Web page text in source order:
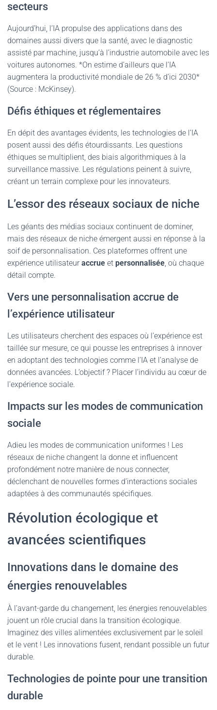
secteurs
Aujourd’hui, l’IA propulse des applications dans des
domaines aussi divers que la santé, avec le diagnostic
assisté par machine, jusqu’à l’industrie automobile avec les
voitures autonomes. *On estime d’ailleurs que l’IA
augmentera la productivité mondiale de 26 % d’ici 2030*
(Source : McKinsey).
Défis éthiques et réglementaires
En dépit des avantages évidents, les technologies de l’IA
posent aussi des défis étourdissants. Les questions
éthiques se multiplient, des biais algorithmiques à la
surveillance massive. Les régulations peinent à suivre,
créant un terrain complexe pour les innovateurs.
L’essor des réseaux sociaux de niche
Les géants des médias sociaux continuent de dominer,
mais des réseaux de niche émergent aussi en réponse à la
soif de personnalisation. Ces plateformes offrent une
expérience utilisateuraccrue et personnalisée, où chaque
détail compte.
Vers une personnalisation accrue de
l’expérience utilisateur
Les utilisateurs cherchent des espaces où l’expérience est
taillée sur mesure, ce qui pousse les entreprises à innover
en adoptant des technologies comme l’IA et l’analyse de
données avancées. L’objectif ? Placer l’individu au cœur de
l’expérience sociale.
Impacts sur les modes de communication
sociale
Adieu les modes de communication uniformes ! Les
réseaux de niche changent la donne et influencent
profondément notre manière de nous connecter,
déclenchant de nouvelles formes d’interactions sociales
adaptées à des communautés spécifiques.
Révolution écologique et
avancées scientifiques
Innovations dans le domaine des
énergies renouvelables
À l’avant-garde du changement, les énergies renouvelables
jouent un rôle crucial dans la transition écologique.
Imaginez des villes alimentées exclusivement par le soleil
et le vent ! Les innovations fusent, rendant possible un futur
durable.
Technologies de pointe pour une transition
durable